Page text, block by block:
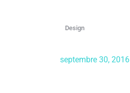
Design
septembre 30, 2016